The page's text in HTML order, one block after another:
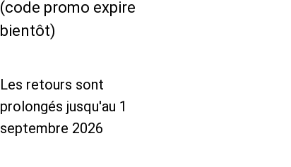
(code promo expire
bientôt)
Les retours sont
prolongés jusqu'au 1
septembre 2026